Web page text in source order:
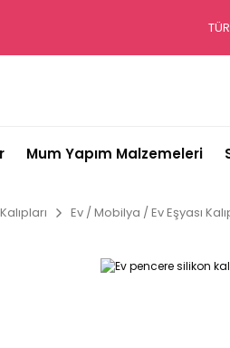
Mum Yapım Malzemeleri
Ev / Mobilya / Ev Eşyası